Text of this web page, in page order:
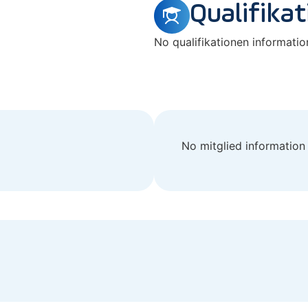
No qualifikationen
No mitglied information